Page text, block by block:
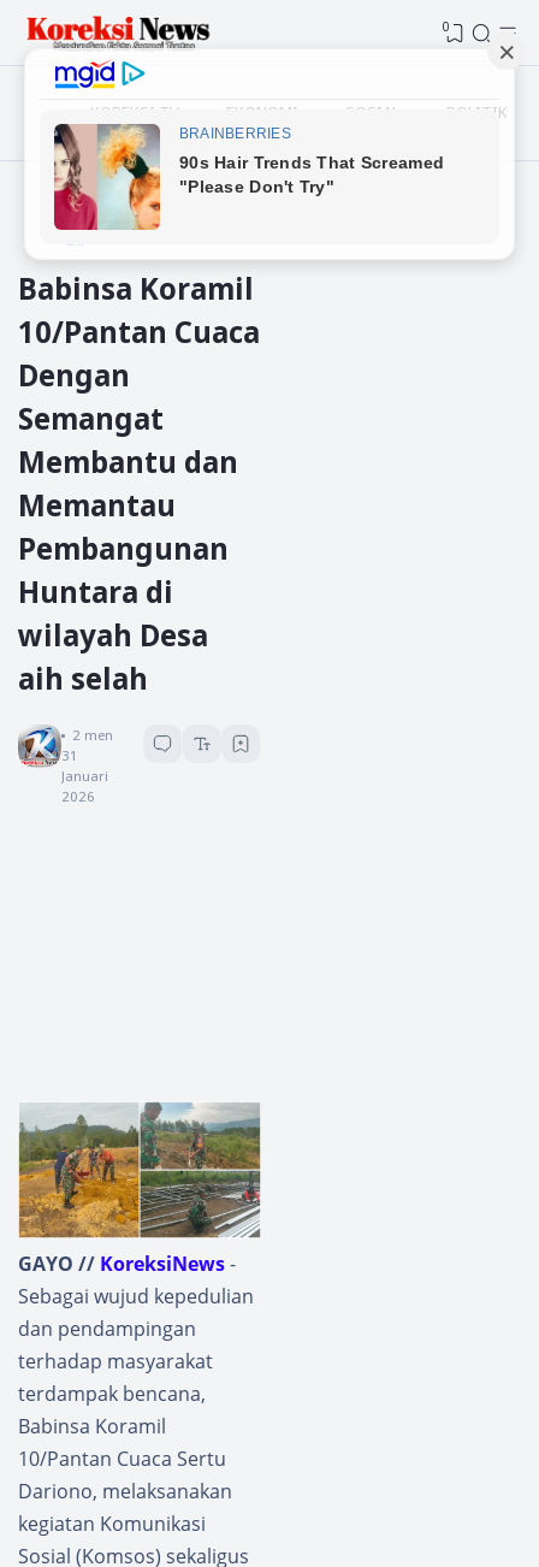
0
KOREKSI TV EKONOMI SOSIAL POLITIK
Beranda
Gayo Lues
tni
Babinsa Koramil
10/Pantan Cuaca
Dengan
Semangat
Membantu dan
Memantau
Pembangunan
Huntara di
wilayah Desa
aih selah
Koreksi News
2 menit baca
31
Januari
2026
GAYO // KoreksiNews- ​
Sebagai wujud kepedulian
dan pendampingan
terhadap masyarakat
terdampak bencana,
Babinsa Koramil
10/Pantan Cuaca Sertu
Dariono, melaksanakan
kegiatan Komunikasi
Sosial (Komsos) sekaligus